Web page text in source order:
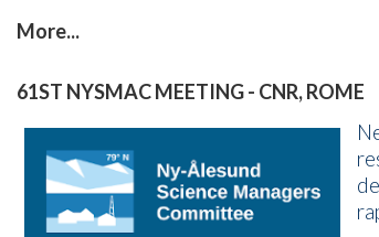
More...
61ST NYSMAC MEETING - CNR, ROME